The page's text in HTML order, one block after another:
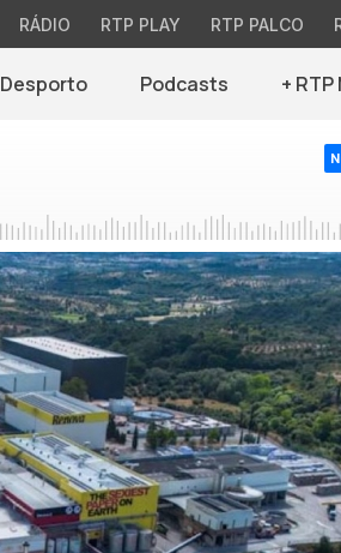
RÁDIO RTP PLAY RTP PALCO
Desporto Podcasts +